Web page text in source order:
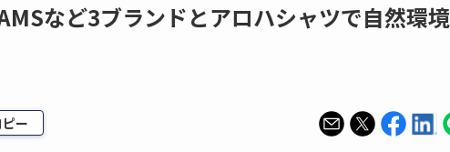
など3ブランドとアロハシャツで自然環境
ー